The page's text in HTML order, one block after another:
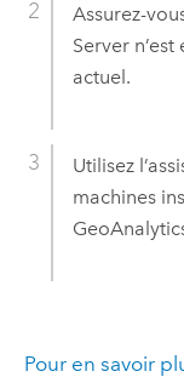
Assurez-
Servern’est
actuel.
Utilisez
machines
Pour en savoir